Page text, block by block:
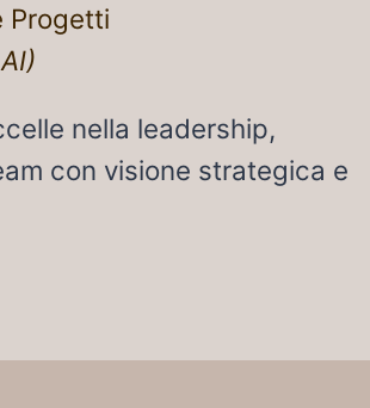
Progetti
nella leadership,
con visione strategica e